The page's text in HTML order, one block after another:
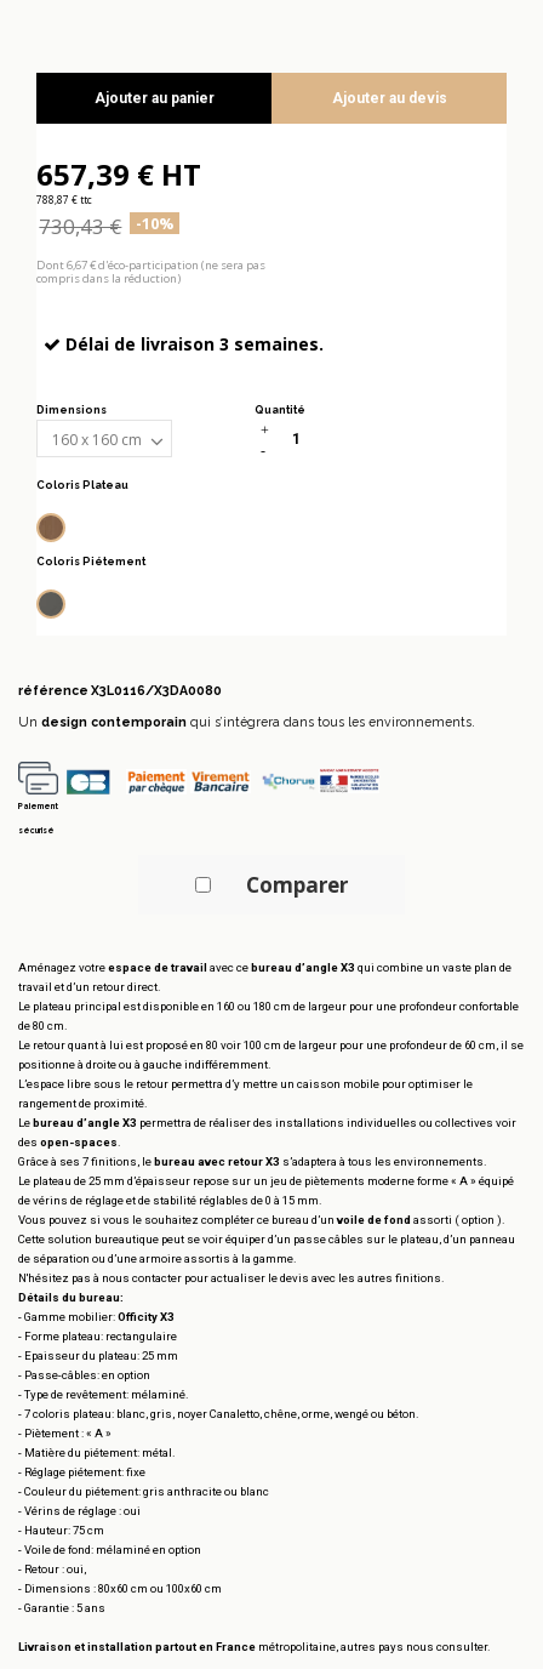
Ajouter au panier Ajouter au devis
657,39 € HT
788,87 € ttc
730,43 € -10%
Dont 6,67 € d'éco-participation (ne sera pas
compris dans la réduction)
Délai de livraison 3 semaines.
Dimensions
Coloris Plateau
Noyer canaletto
Coloris Piétement
Anthracite
Quantité
référence X3L0116/X3DA0080
Un design contemporain qui s’intégrera dans tous les environnements.
Paiement
sécurisé
Comparer
Aménagez votreespace de travail avec cebureau d’angle X3 qui combine un vaste plan de
travail et d’un retour direct.
Le plateau principal est disponible en 160 ou 180 cm de largeur pour une profondeur confortable
de 80 cm.
Le retour quant à lui est proposé en 80 voir 100 cm de largeur pour une profondeur de 60 cm, il se
positionne à droite ou à gauche indifféremment.
L’espace libre sous le retour permettra d’y mettre un caisson mobile pour optimiser le
rangement de proximité.
Lebureau d’angle X3 permettra de réaliser des installations individuelles ou collectives voir
des open-spaces
Grâce à ses 7 finitions, lebureau avec retour X3 s’adaptera à tous les environnements.
Le plateau de 25 mm d’épaisseur repose sur un jeu de piètements moderne forme « A » équipé
de vérins de réglage et de stabilité réglables de 0 à 15 mm.
Vous pouvez si vous le souhaitez compléter ce bureau d’unvoile de fond assorti ( option ).
Cette solution bureautique peut se voir équiper d’un passe câbles sur le plateau, d’un panneau
de séparation ou d’une armoire assortis à la gamme.
N'hésitez pas à nous contacter pour actualiser le devis avec les autres finitions.
Détails du bureau:
- Gamme mobilier:Officity X3
- Forme plateau: rectangulaire
- Epaisseur du plateau: 25 mm
- Passe-câbles: en option
- Type de revêtement: mélaminé.
- 7 coloris plateau: blanc, gris, noyer Canaletto, chêne, orme, wengé ou béton.
- Piètement : « A »
- Matière du piétement: métal.
- Réglage piétement: fixe
- Couleur du piétement: gris anthracite ou blanc
- Vérins de réglage : oui
- Hauteur: 75 cm
- Voile de fond: mélaminé en option
- Retour : oui,
- Dimensions : 80x60 cm ou 100x60 cm
- Garantie : 5 ans
Livraison et installation partout en France métropolitaine, autres pays nous consulter.